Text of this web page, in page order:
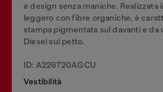
e design senza maniche. Realizzata
leggero con fibre organiche, è
stampa pigmentata sul davanti e da
Diesel sul petto.
ID: A226720AGCU
Vestibilità